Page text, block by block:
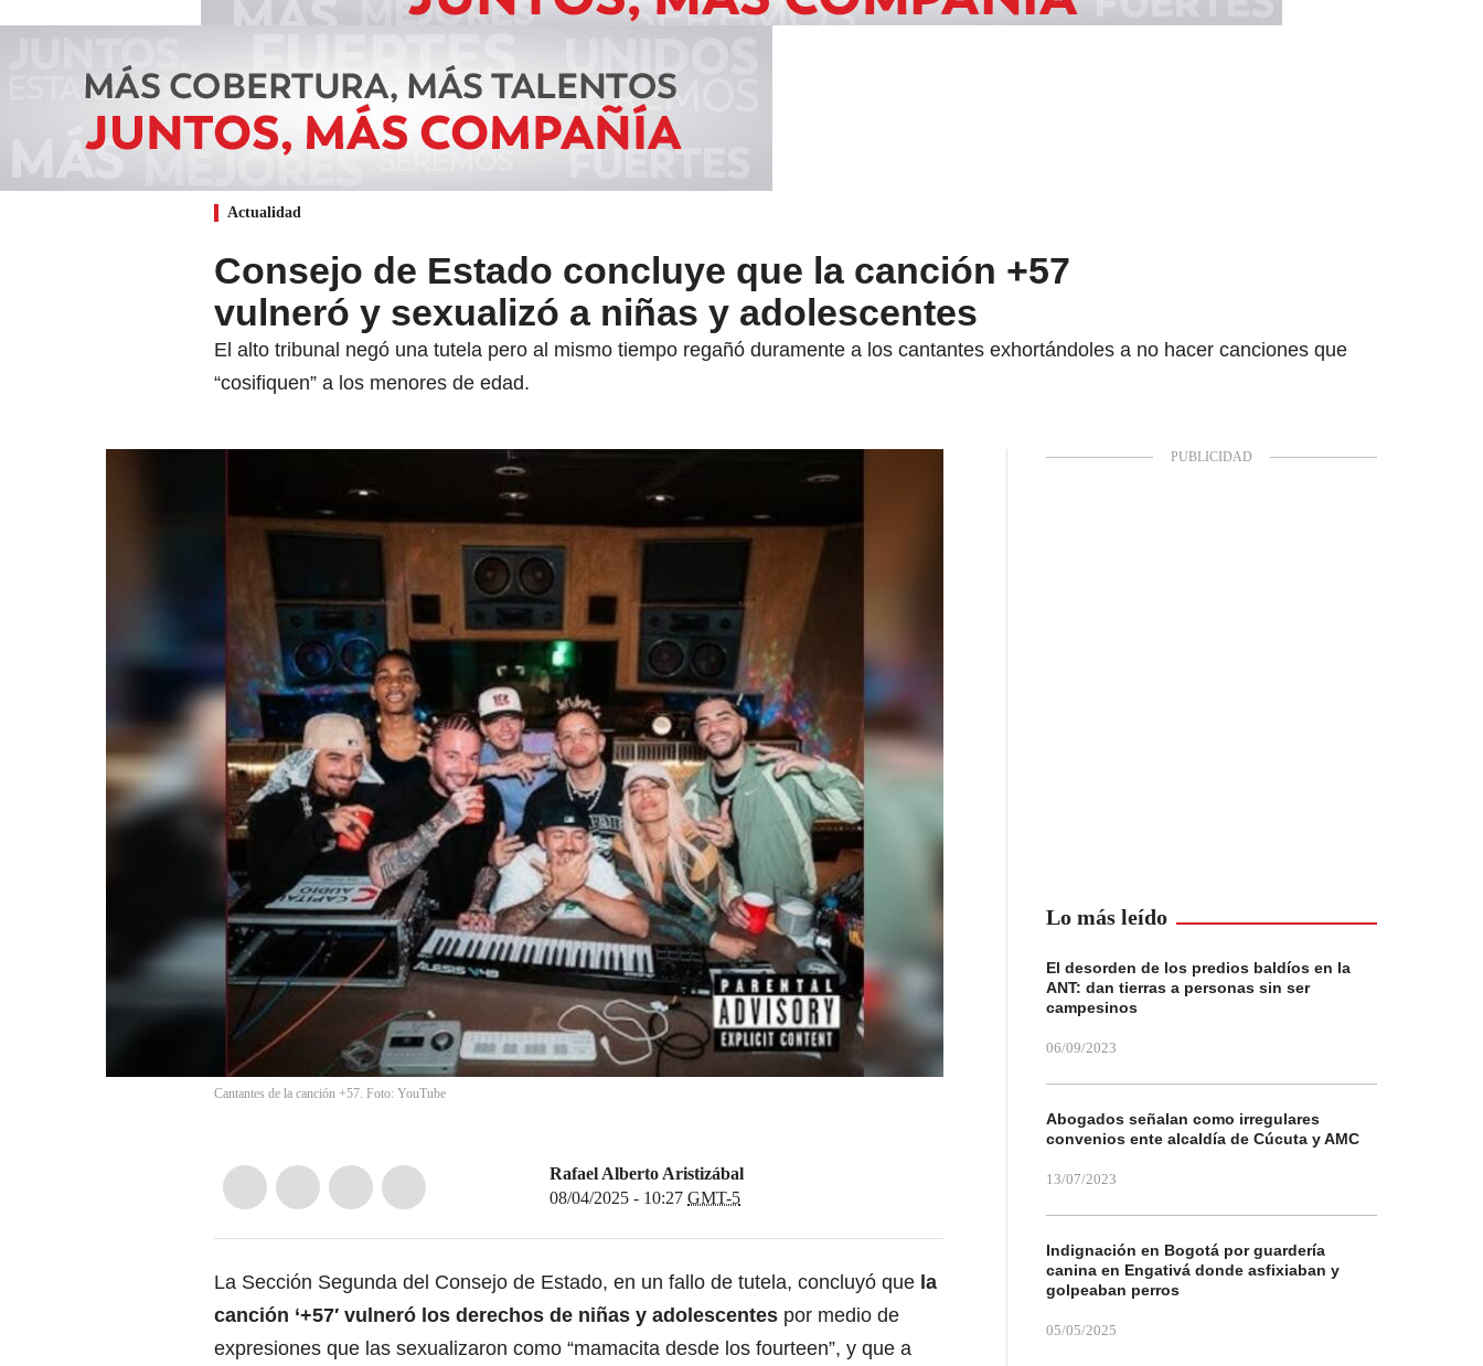
Actualidad
Consejo de Estado concluye que la canción +57
vulneró y sexualizó a niñas y adolescentes
El alto tribunal negó una tutela pero al mismo tiempo regañó duramente a los cantantes exhortándoles a no hacer canciones que
“cosifiquen” a los menores de edad.
Cantantes de la canción +57. Foto: YouTube
Rafael Alberto Aristizábal
08/04/2025 - 10:27 GMT-5
La Sección Segunda del Consejo de Estado, en un fallo de tutela, concluyó que la
canción ‘+57′ vulneró los derechos de niñas y adolescentes por medio de
expresiones que las sexualizaron como “mamacita desde los fourteen”, y que a
Lo más leído
El desorden de los predios baldíos en la
ANT: dan tierras a personas sin ser
campesinos
06/09/2023
Abogados señalan como irregulares
convenios ente alcaldía de Cúcuta y AMC
13/07/2023
Indignación en Bogotá por guardería
canina en Engativá donde asfixiaban y
golpeaban perros
05/05/2025